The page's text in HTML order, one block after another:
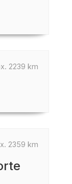
2239 km
2359 km